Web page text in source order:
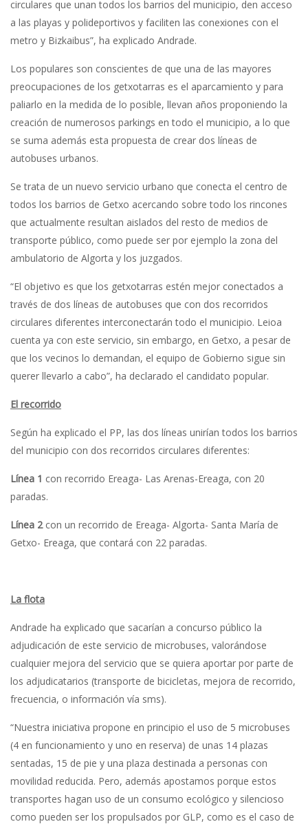
circulares que unan todos los barrios del municipio, den acceso
a las playas y polideportivos y faciliten las conexiones con el
metro y Bizkaibus”, ha explicado Andrade.
Los populares son conscientes de que una de las mayores
preocupaciones de los getxotarras es el aparcamiento y para
paliarlo en la medida de lo posible, llevan años proponiendo la
creación de numerosos parkings en todo el municipio, a lo que
se suma además esta propuesta de crear dos líneas de
autobuses urbanos.
Se trata de un nuevo servicio urbano que conecta el centro de
todos los barrios de Getxo acercando sobre todo los rincones
que actualmente resultan aislados del resto de medios de
transporte público, como puede ser por ejemplo la zona del
ambulatorio de Algorta y los juzgados.
“El objetivo es que los getxotarras estén mejor conectados a
través de dos líneas de autobuses que con dos recorridos
circulares diferentes interconectarán todo el municipio. Leioa
cuenta ya con este servicio, sin embargo, en Getxo, a pesar de
que los vecinos lo demandan, el equipo de Gobierno sigue sin
querer llevarlo a cabo”, ha declarado el candidato popular.
El recorrido
Según ha explicado el PP, las dos líneas unirían todos los barrios
del municipio con dos recorridos circulares diferentes:
Línea 1 con recorrido Ereaga- Las Arenas-Ereaga, con 20
paradas.
Línea 2con un recorrido de Ereaga- Algorta- Santa María de
Getxo- Ereaga, que contará con 22 paradas.
La flota
Andrade ha explicado que sacarían a concurso público la
adjudicación de este servicio de microbuses, valorándose
cualquier mejora del servicio que se quiera aportar por parte de
los adjudicatarios (transporte de bicicletas, mejora de recorrido,
frecuencia, o información vía sms).
“Nuestra iniciativa propone en principio el uso de 5 microbuses
(4 en funcionamiento y uno en reserva) de unas 14 plazas
sentadas, 15 de pie y una plaza destinada a personas con
movilidad reducida. Pero, además apostamos porque estos
transportes hagan uso de un consumo ecológico y silencioso
como pueden ser los propulsados por GLP, como es el caso de